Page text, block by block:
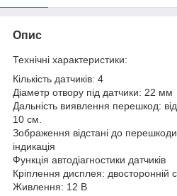
Опис
Технічні характеристики:
Кількість датчиків: 4
Діаметр отвору під датчики: 22 мм
Дальність виявлення перешкод:
10 см.
Зображення відстані до
індикація
Функція автодіагностики датчиків
Кріплення дисплея: двосторонній
Живлення: 12 В